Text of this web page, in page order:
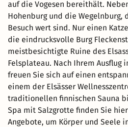
auf die Vogesen bereithält.
Hohenburg und die Wegelnburg,
Besuch wert sind. Nur einen
die eindrucksvolle Burg
meistbesichtigte Ruine des
Felsplateau. Nach Ihrem Ausflug
freuen Sie sich auf einen
einem der Elsässer
traditionellen finnischen Sauna
Spa mit Salzgrotte finden Sie
Angebote, um Körper und Seele